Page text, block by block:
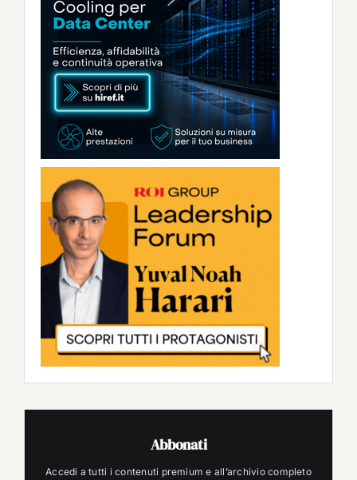
Abbonati
Accedi a tutti i contenuti premium e all’archivio completo